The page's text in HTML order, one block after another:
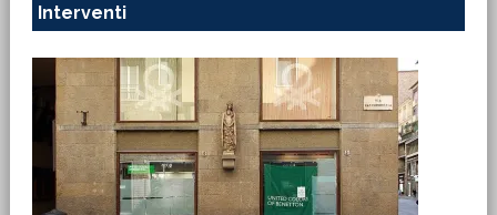
Interventi